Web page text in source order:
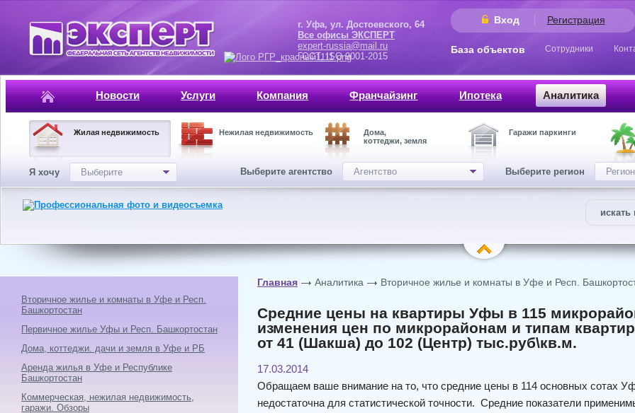
Вход Регистрация
г. Уфа, ул. Достоевского, 64
Все офисы ЭКСПЕРТ
expert-russia@mail.ru
ГОСТ, ISO 9001-2015
База объектов Сотрудники
Новости Услуги Компания Франчайзинг Ипотека Аналитика
Жилая недвижимость Нежилая недвижимость
Дома,
коттеджи, земля
Гаражи паркинги
Я хочу Выберите Выберите агентство Агентство Выберите регион Регион
Главная Аналитика Вторичное жилье и комнаты в Уфе и Респ.
Средние цены на квартиры Уфы в 115
изменения цен по микрорайонам и типам
от 41 (Шакша) до 102 (Центр) тыс.руб\кв.м.
17.03.2014
Обращаем ваше внимание на то, что средние цены в 114 основных сотах
недостаточна для статистической точности. Средние показатели
Вторичное жилье и комнаты в Уфе и Респ.
Башкортостан
Первичное жилье Уфы и Респ. Башкортостан
Дома, коттеджи. дачи и земля в Уфе и РБ
Аренда жилья в Уфе и Республике
Башкортостан
Коммерческая, нежилая недвижимость,
гаражи. Обзоры